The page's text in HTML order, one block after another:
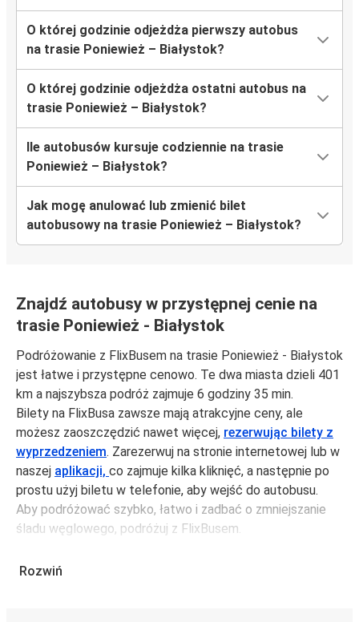
O której godzinie odjeżdża pierwszy autobus
na trasie Poniewież – Białystok?
O której godzinie odjeżdża ostatni autobus na
trasie Poniewież – Białystok?
Ile autobusów kursuje codziennie na trasie
Poniewież – Białystok?
Jak mogę anulować lub zmienić bilet
autobusowy na trasie Poniewież – Białystok?
Znajdź autobusy w przystępnej cenie na
trasie Poniewież - Białystok
Podróżowanie z FlixBusem na trasie Poniewież - Białystok
jest łatwe i przystępne cenowo. Te dwa miasta dzieli 401
km a najszybsza podróż zajmuje 6 godziny 35 min.
Bilety na FlixBusa zawsze mają atrakcyjne ceny, ale
możesz zaoszczędzić nawet więcej, rezerwując bilety z
wyprzedzeniem. Zarezerwuj na stronie internetowej lub w
naszej aplikacji, co zajmuje kilka kliknięć, a następnie po
prostu użyj biletu w telefonie, aby wejść do autobusu.
Aby podróżować szybko, łatwo i zadbać o zmniejszanie
śladu węglowego, podróżuj z FlixBusem.
Rozwiń